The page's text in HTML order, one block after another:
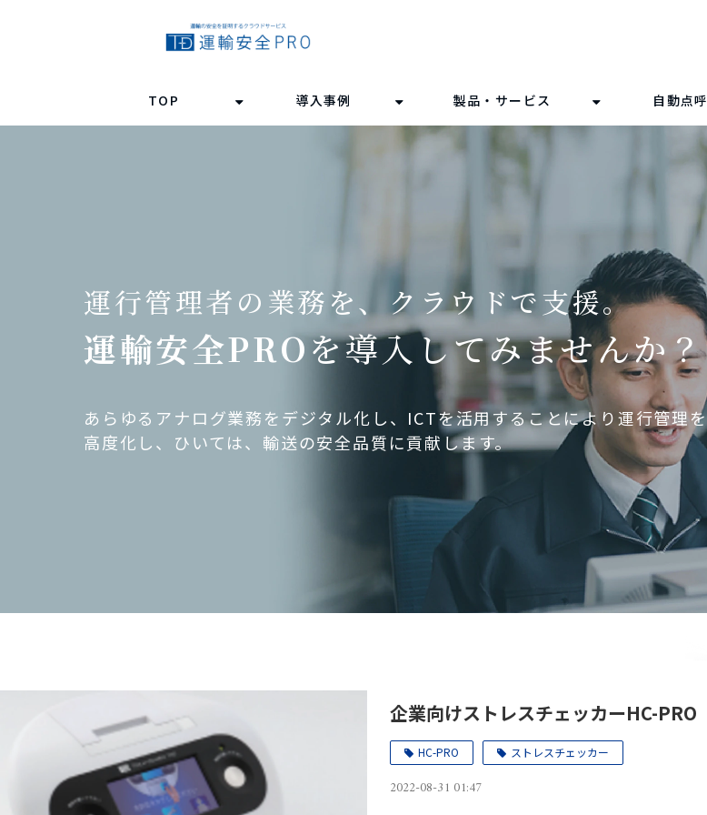
TOP 導入事例 製品・サービス 自動点呼
運行管理者の業務を、クラウドで支援。
運輸安全PROを導入してみませんか？
あらゆるアナログ業務をデジタル化し、ICTを活用することにより運行管理を
高度化し、ひいては、輸送の安全品質に貢献します。
企業向けストレスチェッカーHC-PRO
HC-PRO ストレスチェッカー
2022-08-31 01:47